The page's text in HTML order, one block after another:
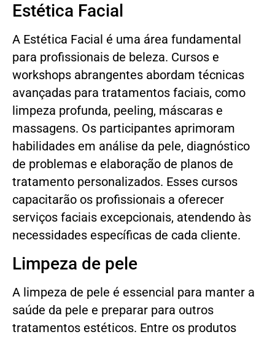
Estética Facial
A Estética Facial é uma área fundamental
para profissionais de beleza. Cursos e
workshops abrangentes abordam técnicas
avançadas para tratamentos faciais, como
limpeza profunda, peeling, máscaras e
massagens. Os participantes aprimoram
habilidades em análise da pele, diagnóstico
de problemas e elaboração de planos de
tratamento personalizados. Esses cursos
capacitarão os profissionais a oferecer
serviços faciais excepcionais, atendendo às
necessidades específicas de cada cliente.
Limpeza de pele
A limpeza de pele é essencial para manter a
saúde da pele e preparar para outros
tratamentos estéticos. Entre os produtos